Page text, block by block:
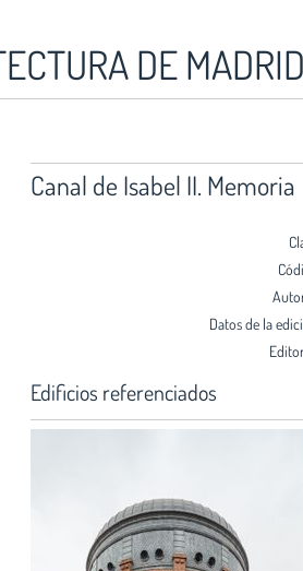
DE MADRID
Canal de Isabel II. Memoria
Datos de la
Edificios referenciados